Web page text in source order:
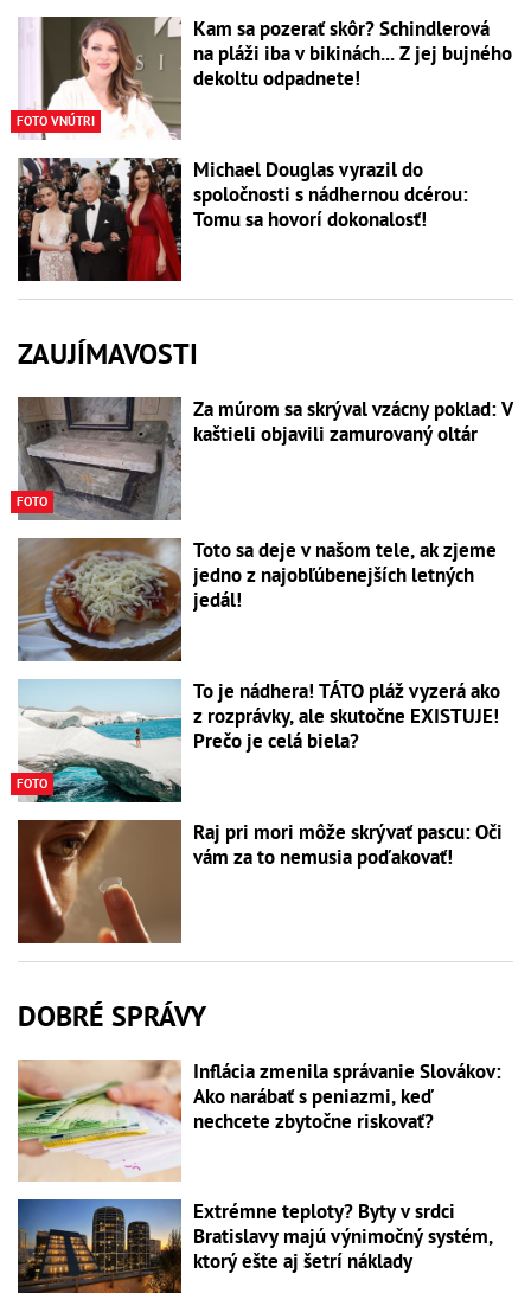
FOTO VNÚTRI
Kam sa pozerať skôr? Schindlerová
na pláži iba v bikinách... Z jej bujného
dekoltu odpadnete!
Michael Douglas vyrazil do
spoločnosti s nádhernou dcérou:
Tomu sa hovorí dokonalosť!
ZAUJÍMAVOSTI
FOTO
Za múrom sa skrýval vzácny poklad: V
kaštieli objavili zamurovaný oltár
Toto sa deje v našom tele, ak zjeme
jedno z najobľúbenejších letných
jedál!
FOTO
To je nádhera! TÁTO pláž vyzerá ako
z rozprávky, ale skutočne EXISTUJE!
Prečo je celá biela?
Raj pri mori môže skrývať pascu: Oči
vám za to nemusia poďakovať!
DOBRÉ SPRÁVY
Inflácia zmenila správanie Slovákov:
Ako narábať s peniazmi, keď
nechcete zbytočne riskovať?
Extrémne teploty? Byty v srdci
Bratislavy majú výnimočný systém,
ktorý ešte aj šetrí náklady